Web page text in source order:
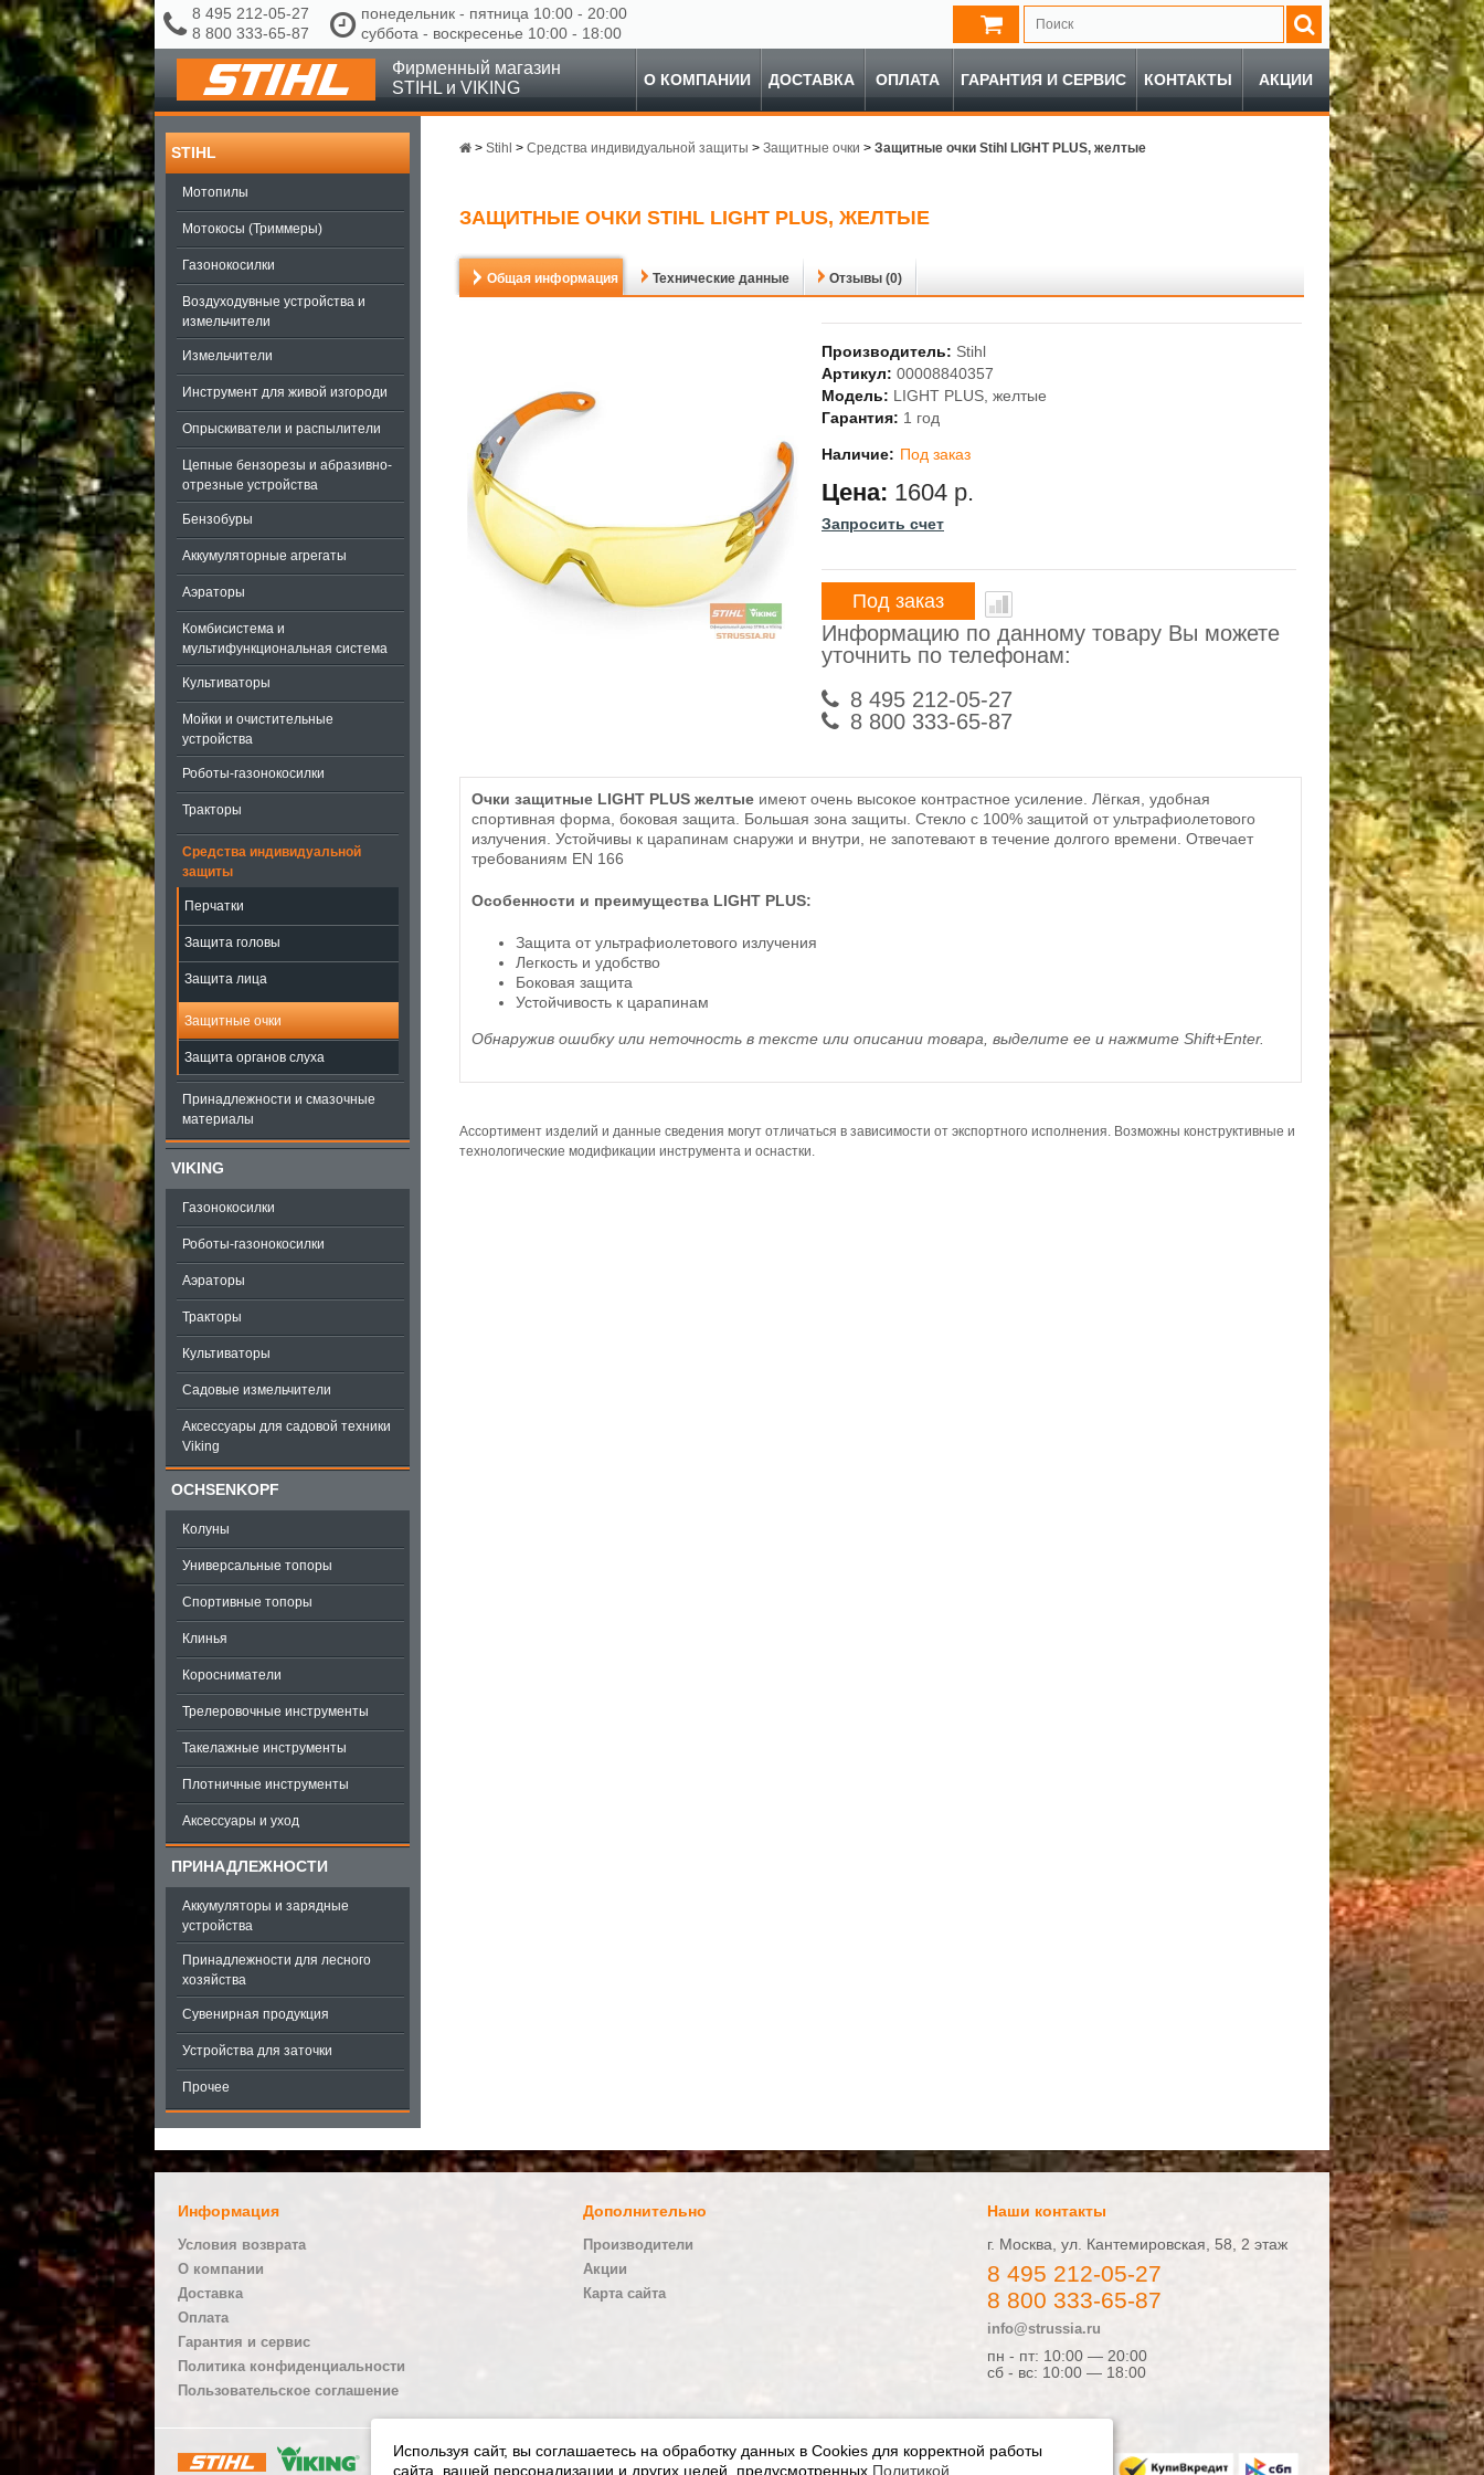
8 495 212-05-27
8 800 333-65-87
понедельник - пятница 10:00 - 20:00
суббота - воскресенье 10:00 - 18:00
Фирменный магазин
STIHL и VIKING
О КОМПАНИИ ДОСТАВКА ОПЛАТА ГАРАНТИЯ И СЕРВИС КОНТАКТЫ АКЦИИ
STIHL
Мотопилы
Мотокосы (Триммеры)
Газонокосилки
Воздуходувные устройства и
измельчители
Измельчители
Инструмент для живой изгороди
Опрыскиватели и распылители
Цепные бензорезы и абразивно-
отрезные устройства
Бензобуры
Аккумуляторные агрегаты
Аэраторы
Комбисистема и
мультифункциональная система
Культиваторы
Мойки и очистительные
устройства
Роботы-газонокосилки
Тракторы
Средства индивидуальной
защиты
Перчатки
Защита головы
Защита лица
Защитные очки
Защита органов слуха
Принадлежности и смазочные
материалы
VIKING
Газонокосилки
Роботы-газонокосилки
Аэраторы
Тракторы
Культиваторы
Садовые измельчители
Аксессуары для садовой техники
Viking
OCHSENKOPF
Колуны
Универсальные топоры
Спортивные топоры
Клинья
Коросниматели
Трелеровочные инструменты
Такелажные инструменты
Плотничные инструменты
Аксессуары и уход
ПРИНАДЛЕЖНОСТИ
Аккумуляторы и зарядные
устройства
Принадлежности для лесного
хозяйства
Сувенирная продукция
Устройства для заточки
Прочее
> Stihl > Средства индивидуальной защиты > Защитные очки > Защитные очки Stihl LIGHT PLUS, желтые
ЗАЩИТНЫЕ ОЧКИ STIHL LIGHT PLUS, ЖЕЛТЫЕ
Общая информация Технические данные Отзывы (0)
Производитель: Stihl
Артикул: 00008840357
Модель: LIGHT PLUS, желтые
Гарантия: 1 год
Наличие: Под заказ
Цена: 1604 р.
Запросить счет
Под заказ
Информацию по данному товару Вы можете
уточнить по телефонам:
8 495 212-05-27
8 800 333-65-87
Очки защитные LIGHT PLUS желтые имеют очень высокое контрастное усиление. Лёгкая, удобная
спортивная форма, боковая защита. Большая зона защиты. Стекло с 100% защитой от ультрафиолетового
излучения. Устойчивы к царапинам снаружи и внутри, не запотевают в течение долгого времени. Отвечает
требованиям EN 166
Особенности и преимущества LIGHT PLUS:
Защита от ультрафиолетового излучения
Легкость и удобство
Боковая защита
Устойчивость к царапинам
Обнаружив ошибку или неточность в тексте или описании товара, выделите ее и нажмите Shift+Enter.
Ассортимент изделий и данные сведения могут отличаться в зависимости от экспортного исполнения. Возможны конструктивные и
технологические модификации инструмента и оснастки.
Информация
Условия возврата
О компании
Доставка
Оплата
Гарантия и сервис
Политика конфиденциальности
Пользовательское соглашение
Дополнительно
Производители
Акции
Карта сайта
Наши контакты
г. Москва, ул. Кантемировская, 58, 2 этаж
8 495 212-05-27
8 800 333-65-87
info@strussia.ru
пн - пт: 10:00 — 20:00
сб - вс: 10:00 — 18:00
© Официальный дилер STIHL и VIKING 2010 - 2026
Используя сайт, вы соглашаетесь на обработку данных в Cookies для корректной работы
сайта, вашей персонализации и других целей, предусмотренных Политикой